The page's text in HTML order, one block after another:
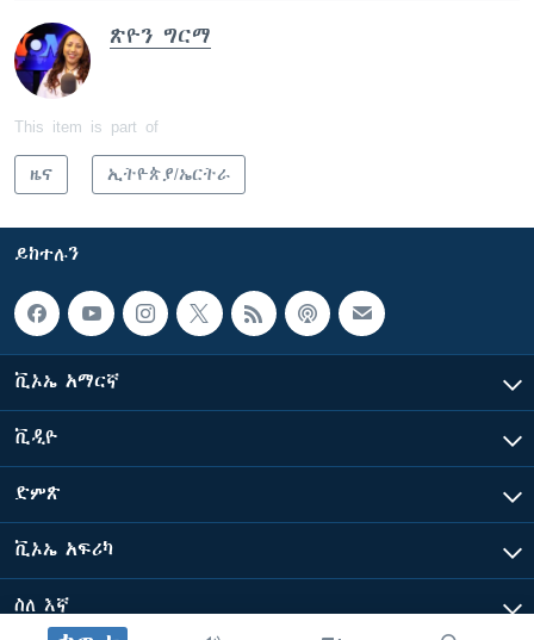
ጽዮን ግርማ
This item is part of
ዜና ኢትዮጵያ/ኤርትራ
ይከተሉን
ቪኦኤ አማርኛ
ቪዲዮ
ድምጽ
ቪኦኤ አፍሪካ
ስለ እኛ